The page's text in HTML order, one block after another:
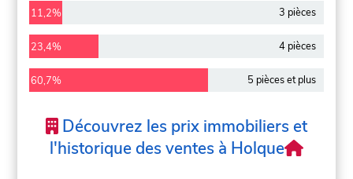
11,2% 3 pièces
23,4% 4 pièces
60,7% 5 pièces et plus
Découvrez les prix immobiliers et
l'historique des ventes à Holque